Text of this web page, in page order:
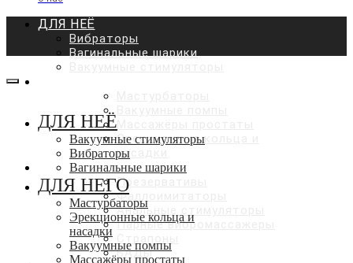
ДЛЯ НЕЁ
Вибраторы
Вагинальные шарики
Эрекционные кольца и
насадки
ДЛЯ ВСЕХ
Презервативы
Фаллоимитаторы
Анальные стимуляторы
Парные вибромассажеры
БАДы
ДЛЯ НЕЁ
Вакуумные стимуляторы
Вибраторы
Вагинальные шарики
ДЛЯ НЕГО
Мастурбаторы
Эрекционные кольца и
насадки
Вакуумные помпы
Массажёры простаты